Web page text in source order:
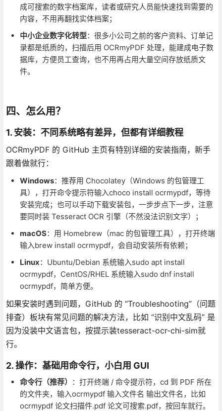
成可搜索的数字档案库，读者或研究人员能快速找到需要的
内容，不用再翻找实体档案；
中小企业数字化转型：很多小公司之前的客户资料、订单记
录都是纸质的，扫描后用 OCRmyPDF 处理，能建成电子数
据库，方便员工查询，也不用再占用大量空间存放纸质文
件。
四、怎么用？
1. 安装：不同系统略有差异，但都有详细教程
OCRmyPDF 的 GitHub 主页有特别详细的安装指南，新手
跟着做就行：
Windows：推荐用 Chocolatey（Windows 的包管理工
具），打开命令提示符输入choco install ocrmypdf，等待
安装完成；也可以手动下载安装包，一步步点下一步，注意
要同时装 Tesseract OCR 引擎（不然没法识别文字）；
macOS：用 Homebrew（mac 的包管理工具），打开终端
输入brew install ocrmypdf，会自动安装所有依赖；
Linux：Ubuntu/Debian 系统输入sudo apt install
ocrmypdf，CentOS/RHEL 系统输入sudo dnf install
ocrmypdf，简单方便。
如果安装时遇到问题，GitHub 的 “Troubleshooting”（问题
排查）板块有常见问题的解决方法，比如 “识别中文乱码” 是
因为没装中文语言包，按提示装tesseract-ocr-chi-sim就
行。
2. 操作：基础用命令行，小白用 GUI
命令行（推荐） ：打开终端 / 命令提示符，cd 到 PDF 所在
的文件夹，输入ocrmypdf 输入文件名 输出文件名，比如
ocrmypdf 论文扫描件.pdf 论文可搜索.pdf，按回车就行。